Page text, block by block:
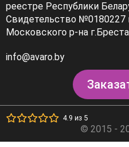
реестре Республики
Свидетельство
Московского р-на
info@avaro.by
4.9 из 5
© 2015 -